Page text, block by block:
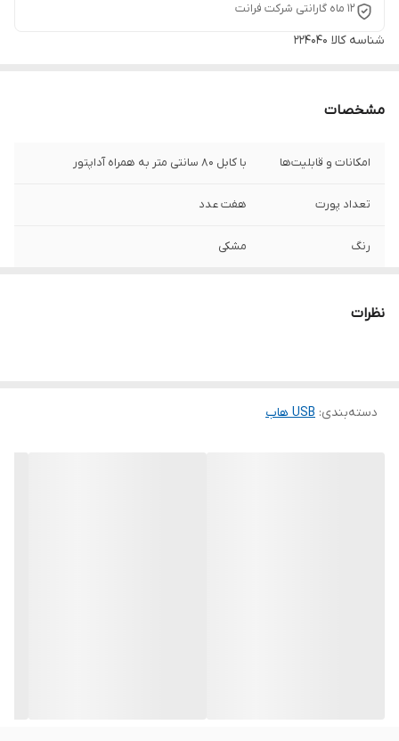
12 ماه گارانتی شرکت فرانت
شناسه کالا 224040
مشخصات
امکانات و قابلیت‌ها با کابل 80 سانتی متر به همراه آداپتور
تعداد پورت‌ هفت عدد
رنگ مشکی
نظرات
دسته‌بندی: USB هاب